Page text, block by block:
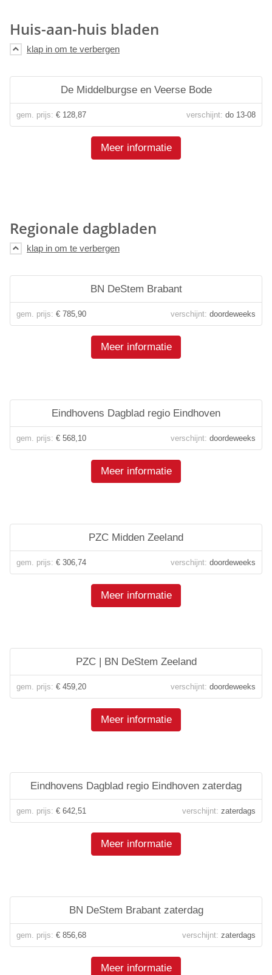
Huis-aan-huis bladen
De Middelburgse en Veerse Bode
gem. prijs: € 128,87 verschijnt: do 13-08
Meer informatie
Regionale dagbladen
BN DeStem Brabant
gem. prijs: € 785,90 verschijnt: doordeweeks
Meer informatie
Eindhovens Dagblad regio Eindhoven
gem. prijs: € 568,10 verschijnt: doordeweeks
Meer informatie
PZC Midden Zeeland
gem. prijs: € 306,74 verschijnt: doordeweeks
Meer informatie
PZC | BN DeStem Zeeland
gem. prijs: € 459,20 verschijnt: doordeweeks
Meer informatie
Eindhovens Dagblad regio Eindhoven zaterdag
gem. prijs: € 642,51 verschijnt: zaterdags
Meer informatie
BN DeStem Brabant zaterdag
gem. prijs: € 856,68 verschijnt: zaterdags
Meer informatie